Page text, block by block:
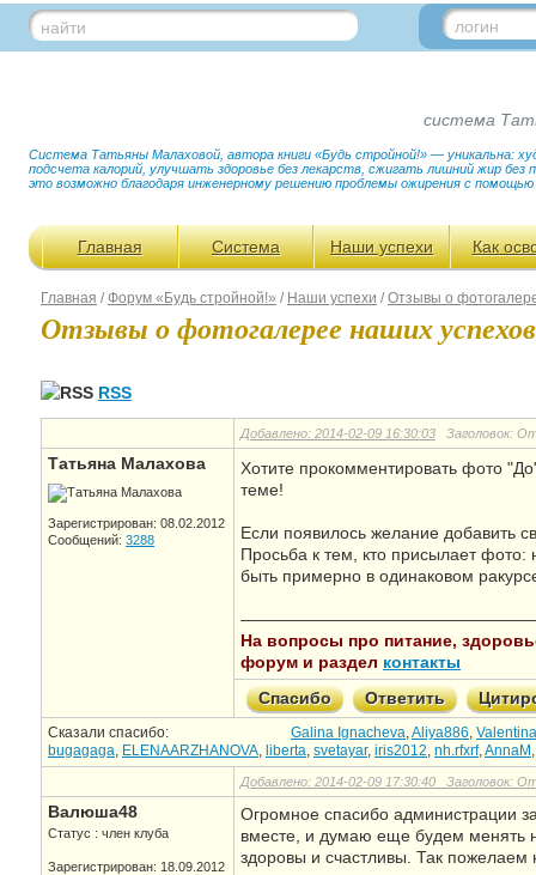
найти логин
система
Система Татьяны Малаховой, автора книги «Будь стройной!» — уникальна:
подсчета калорий, улучшать здоровье без лекарств, сжигать лишний жир
это возможно благодаря инженерному решению проблемы ожирения с
Главная Система Наши успехи Как
Главная /Форум «Будь стройной!» / Наши успехи /Отзывы о
Отзывы о фотогалерее наших успехов
RSS
Добавлено: 2014-02-09 16:30:03 Заголовок:
Татьяна Малахова
Зарегистрирован: 08.02.2012
Сообщений: 3288
Хотите прокомментировать фото
теме!
Если появилось желание добавить
Просьба к тем, кто присылает фото:
быть примерно в одинаковом
На вопросы про питание,
форум и раздел контакты
Спасибо
Ответить
Сказали спасибо: Galina Ignacheva,Aliya886,
bugagaga, ELENAARZHANOVA, liberta, svetayar, iris2012, nh.rfxrf,AnnaM
Добавлено: 2014-02-09 17:30:40 Заголовок:
Валюша48
Статус : член клуба
Зарегистрирован: 18.09.2012
Огромное спасибо администрации
вместе, и думаю еще будем менять
здоровы и счастливы. Так